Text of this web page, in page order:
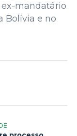
mandatário
Bolívia e no